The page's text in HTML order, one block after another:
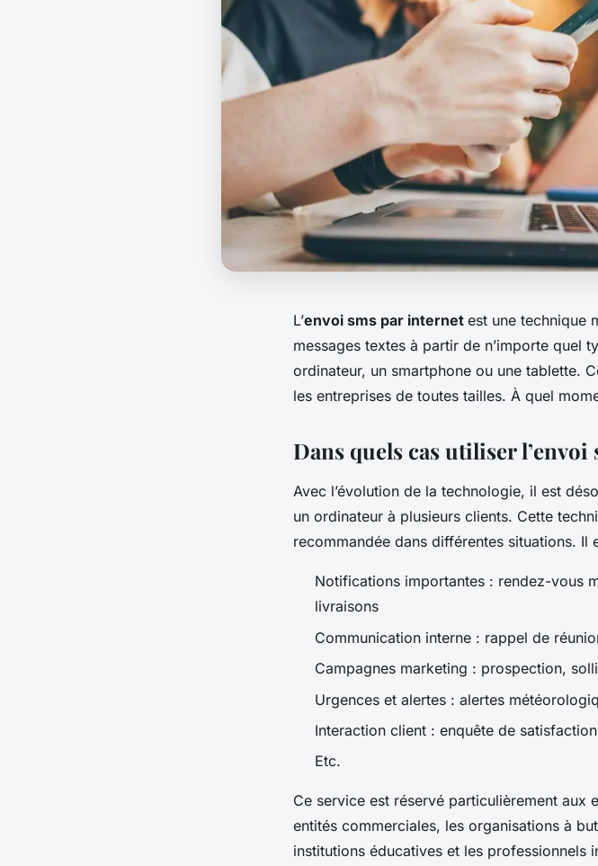
L’envoi sms par internet est une technique
messages textes à partir de n’importe quel
ordinateur, un smartphone ou une tablette.
les entreprises de toutes tailles. À quel
Dans quels cas utiliser l’envoi
Avec l’évolution de la technologie, il est
un ordinateur à plusieurs clients. Cette
recommandée dans différentes situations.
Notifications importantes : rendez-vous
livraisons
Communication interne : rappel de
Campagnes marketing : prospection,
Urgences et alertes : alertes
Interaction client : enquête de satisfaction
Etc.
Ce service est réservé particulièrement aux
entités commerciales, les organisations à
institutions éducatives et les professionnels